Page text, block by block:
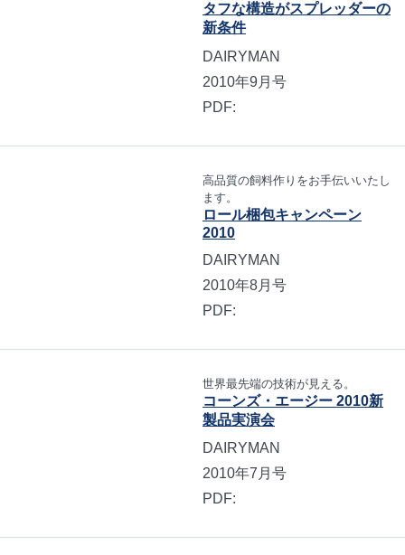
タフな構造がスプレッダーの
新条件
DAIRYMAN
2010年9月号
PDF:
高品質の飼料作りをお手伝いいたし
ます。
ロール梱包キャンペーン
2010
DAIRYMAN
2010年8月号
PDF:
世界最先端の技術が見える。
コーンズ・エージー 2010新
製品実演会
DAIRYMAN
2010年7月号
PDF: